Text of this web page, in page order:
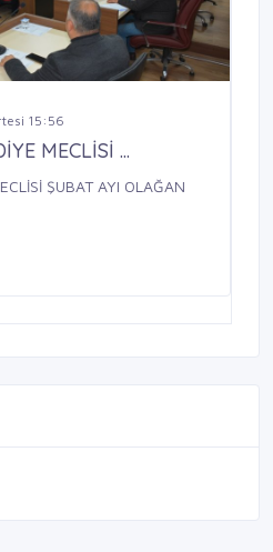
15:56
MECLİSİ ...
ŞUBAT AYI OLAĞAN